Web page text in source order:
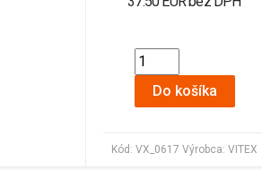
Kód: VX_0617 Výrobca: VITEX
Do košíka